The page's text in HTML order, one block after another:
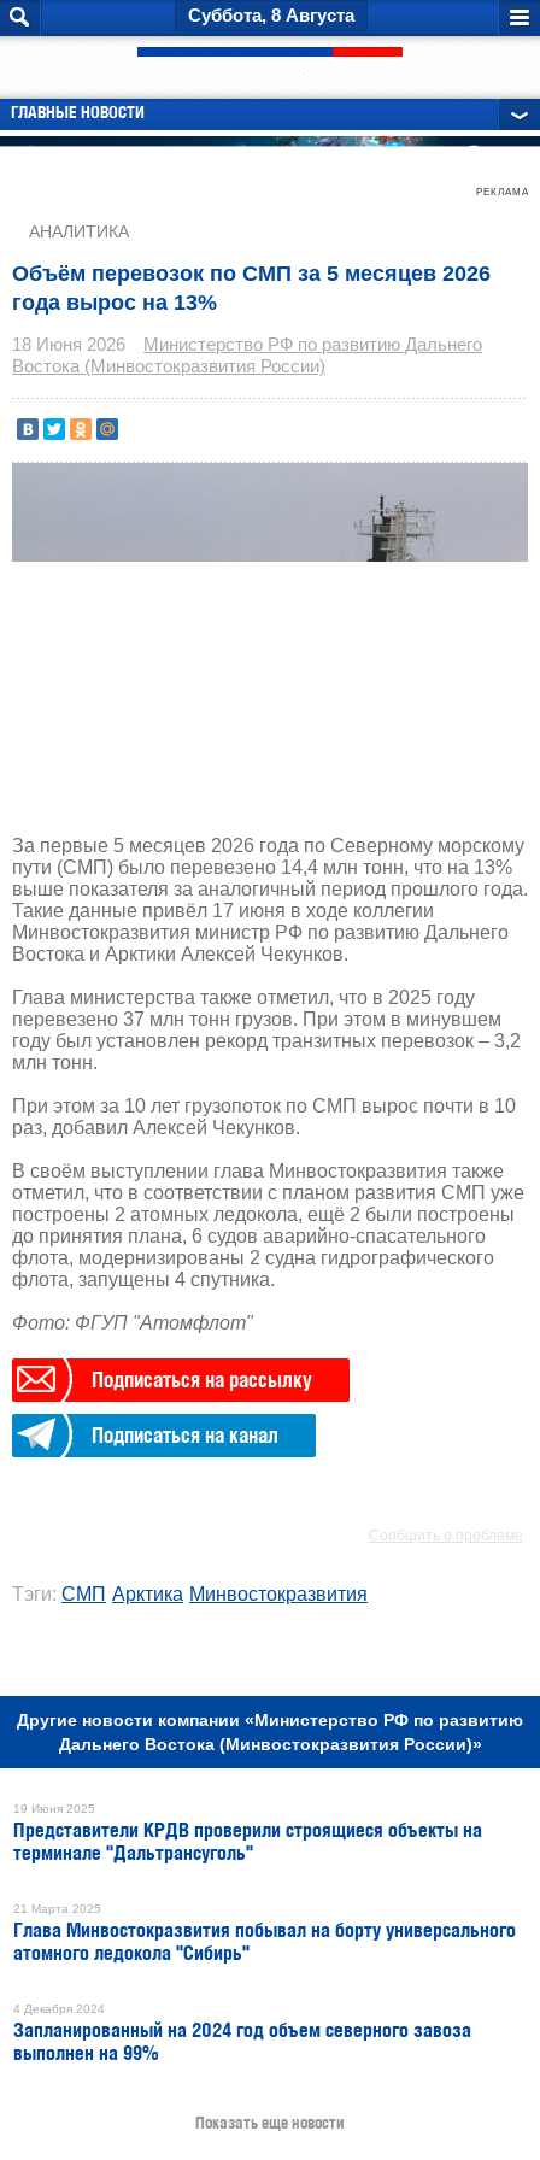
Суббота, 8 Августа
ГЛАВНЫЕ НОВОСТИ
РЕКЛАМА
АНАЛИТИКА
Объём перевозок по СМП за 5 месяцев 2026
года вырос на 13%
18 Июня 2026
Министерство РФ по развитию Дальнего
Востока (Минвостокразвития России)
За первые 5 месяцев 2026 года по Северному морскому
пути (СМП) было перевезено 14,4 млн тонн, что на 13%
выше показателя за аналогичный период прошлого года.
Такие данные привёл 17 июня в ходе коллегии
Минвостокразвития министр РФ по развитию Дальнего
Востока и Арктики Алексей Чекунков.
Глава министерства также отметил, что в 2025 году
перевезено 37 млн тонн грузов. При этом в минувшем
году был установлен рекорд транзитных перевозок – 3,2
млн тонн.
При этом за 10 лет грузопоток по СМП вырос почти в 10
раз, добавил Алексей Чекунков.
В своём выступлении глава Минвостокразвития также
отметил, что в соответствии с планом развития СМП уже
построены 2 атомных ледокола, ещё 2 были построены
до принятия плана, 6 судов аварийно-спасательного
флота, модернизированы 2 судна гидрографического
флота, запущены 4 спутника.
Фото: ФГУП "Атомфлот"
Подписаться на рассылку
Подписаться на канал
Сообщить о проблеме
Тэги: СМП Арктика Минвостокразвития
Другие новости компании «Министерство РФ по развитию
Дальнего Востока (Минвостокразвития России)»
19 Июня 2025
Представители КРДВ проверили строящиеся объекты на
терминале "Дальтрансуголь"
21 Марта 2025
Глава Минвостокразвития побывал на борту универсального
атомного ледокола "Сибирь"
4 Декабря 2024
Запланированный на 2024 год объем северного завоза
выполнен на 99%
Показать еще новости